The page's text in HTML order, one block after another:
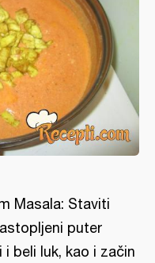
Masala: Staviti
puter
beli luk, kao i začin